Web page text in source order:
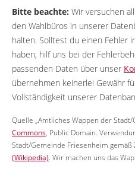
Bitte beachte: Wir versuchen
den Wahlbüros in unserer
halten. Solltest du einen Fehler
haben, hilf uns bei der
passenden Daten über unser
übernehmen keinerlei Gewähr
Vollständigkeit unserer
Quelle „Amtliches Wappen der
Commons, Public Domain.
Stadt/Gemeinde Friesenheim gemäß
(Wikipedia). Wir machen uns das